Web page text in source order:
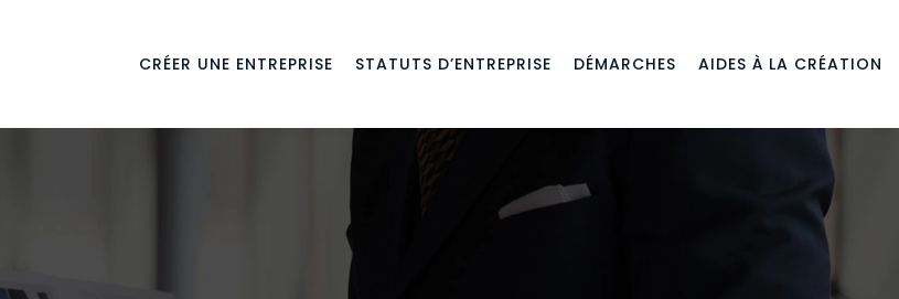
CRÉER UNE ENTREPRISE STATUTS D’ENTREPRISE DÉMARCHES AIDES À LA CRÉATION